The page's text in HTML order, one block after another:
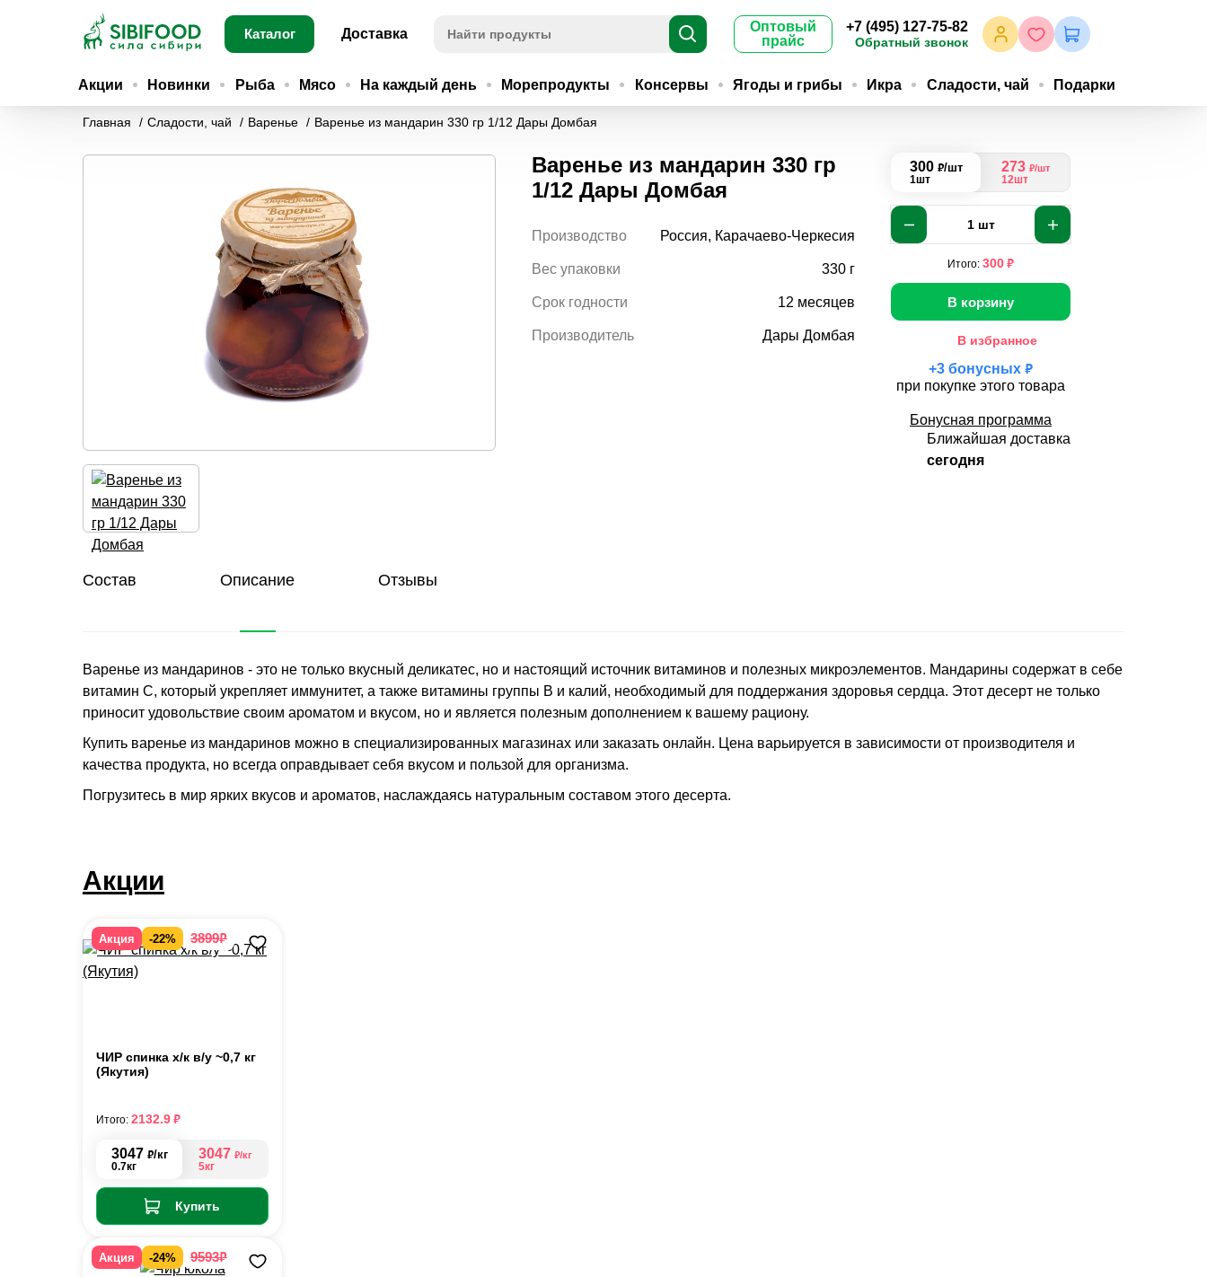
Каталог Доставка
Оптовый
прайс
+7 (495) 127-75-82
Обратный звонок
Акции Новинки Рыба Мясо На каждый день Морепродукты Консервы Ягоды и грибы Икра Сладости, чай Подарки
Главная Сладости, чай Варенье Варенье из мандарин 330 гр 1/12 Дары Домбая
Варенье из мандарин 330 гр
1/12 Дары Домбая
Производство Россия, Карачаево-Черкесия
Вес упаковки 330 г
Срок годности 12 месяцев
Производитель Дары Домбая
300 ₽/шт
1шт
273 ₽/шт
12шт
1шт
Итого: 300₽
В корзину
В избранное
+3 бонусных ₽
при покупке этого товара
Бонусная программа
Ближайшая доставка
сегодня
Состав Описание Отзывы
Варенье из мандаринов - это не только вкусный деликатес, но и настоящий источник витаминов и полезных микроэлементов. Мандарины содержат в себе
витамин С, который укрепляет иммунитет, а также витамины группы В и калий, необходимый для поддержания здоровья сердца. Этот десерт не только
приносит удовольствие своим ароматом и вкусом, но и является полезным дополнением к вашему рациону.
Купить варенье из мандаринов можно в специализированных магазинах или заказать онлайн. Цена варьируется в зависимости от производителя и
качества продукта, но всегда оправдывает себя вкусом и пользой для организма.
Погрузитесь в мир ярких вкусов и ароматов, наслаждаясь натуральным составом этого десерта.
Акции
Акция -22% 3899₽
ЧИР спинка х/к в/у ~0,7 кг
(Якутия)
3047 ₽/кг
0.7кг
3047 ₽/кг
5кг
Купить
Итого: 2132.9₽
Акция -24% 9593₽